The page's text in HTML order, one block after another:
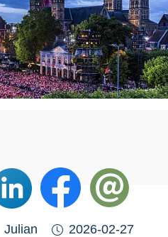
Julian 2026-02-27